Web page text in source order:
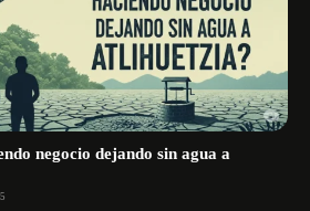
negocio dejando sin agua a